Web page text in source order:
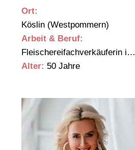
Ort:
Köslin (Westpommern)
Arbeit & Beruf:
Fleischereifachverkäuferin i…
Alter: 50 Jahre